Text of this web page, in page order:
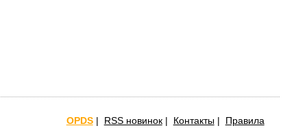
OPDS| RSS новинок| Контакты| Правила